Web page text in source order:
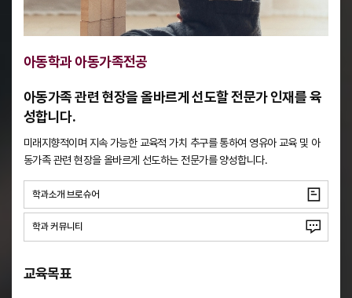
아동학과 아동가족전공
아동가족 관련 현장을 올바르게 선도할 전문가 인재를 육
성합니다.
미래지향적이며 지속 가능한 교육적 가치 추구를 통하여 영유아 교육 및 아
동가족 관련 현장을올바르게 선도하는 전문가를 양성합니다.
학과소개 브로슈어
학과 커뮤니티
교육목표